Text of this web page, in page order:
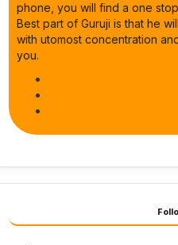
phone, you will find a one
Best part of Guruji is that he
with utomost concentration
you.